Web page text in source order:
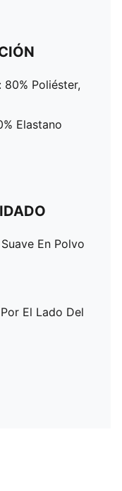
Poliéster,
Elastano
En Polvo
El Lado Del